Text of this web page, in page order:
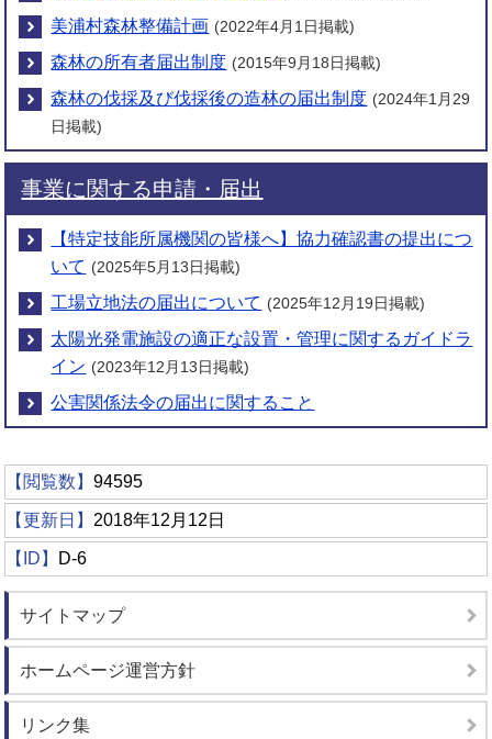
農業災害発生時の報告のお願い
美浦村森林整備計画 (2022年4月1日掲載)
森林の所有者届出制度 (2015年9月18日掲載)
森林の伐採及び伐採後の造林の届出制度 (2024年1月29
日掲載)
事業に関する申請・届出
【特定技能所属機関の皆様へ】協力確認書の提出につ
いて (2025年5月13日掲載)
工場立地法の届出について (2025年12月19日掲載)
太陽光発電施設の適正な設置・管理に関するガイドラ
イン (2023年12月13日掲載)
公害関係法令の届出に関すること
【閲覧数】94595
【更新日】 2018年12月12日
【ID】 D-6
サイトマップ
ホームページ運営方針
リンク集